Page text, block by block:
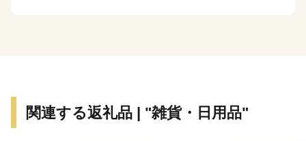
関連する返礼品 | "雑貨・日用品"